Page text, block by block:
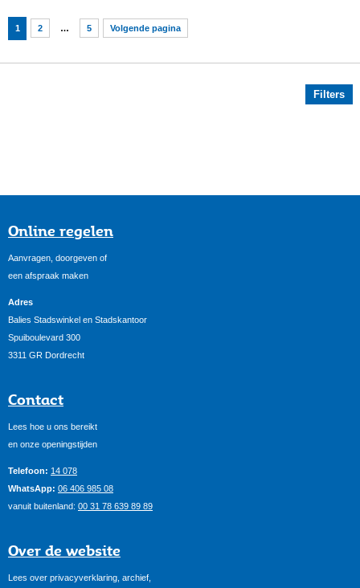
1 2 … 5 Volgende pagina
Filters
Online regelen
Aanvragen, doorgeven of
een afspraak maken
Adres
Balies Stadswinkel en Stadskantoor
Spuiboulevard 300
3311 GR Dordrecht
Contact
Lees hoe u ons bereikt
en onze openingstijden
Telefoon: 14 078
WhatsApp: 06 406 985 08
vanuit buitenland: 00 31 78 639 89 89
Over de website
Lees over privacyverklaring, archief,